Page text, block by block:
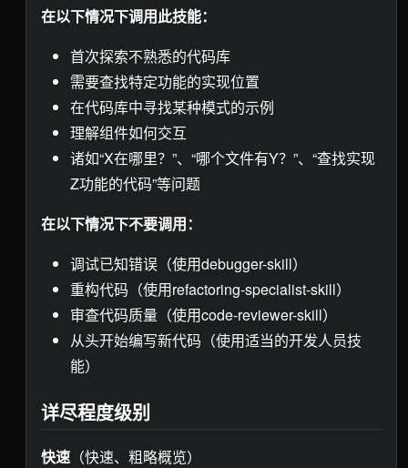
在以下情况下调用此技能：
首次探索不熟悉的代码库
需要查找特定功能的实现位置
在代码库中寻找某种模式的示例
理解组件如何交互
诸如“X在哪里？”、“哪个文件有Y？”、“查找实现
Z功能的代码”等问题
在以下情况下不要调用：
调试已知错误（使用debugger-skill）
重构代码（使用refactoring-specialist-skill）
审查代码质量（使用code-reviewer-skill）
从头开始编写新代码（使用适当的开发人员技
能）
详尽程度级别
快速 （快速、粗略概览）